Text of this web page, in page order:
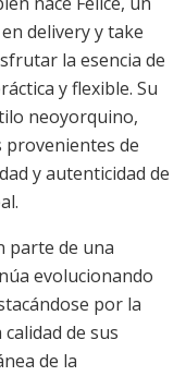
delivery y take
la esencia de
y flexible. Su
neoyorquino,
de
y autenticidad de
parte de una
evolucionando
por la
de sus
de la